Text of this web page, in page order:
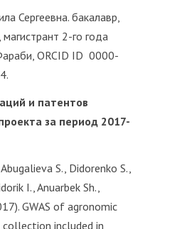
Сергеевна. бакалавр,
2-го года
ORCID ID 0000-
и патентов
за период 2017-
Abugalieva S., Didorenko S.,
I., Anuarbek Sh.,
GWAS of agronomic
included in